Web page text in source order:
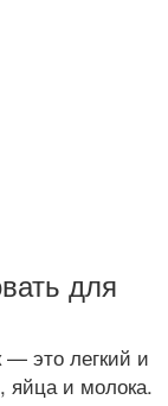
для
это легкий и
яйца и молока.